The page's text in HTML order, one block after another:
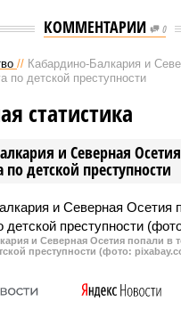
КОММЕНТАРИИ 0
// Кабардино-Балкария и
по детской преступности
и Северная
по детской преступности
статистика
и Северная Осетия попали в
преступности (фото: